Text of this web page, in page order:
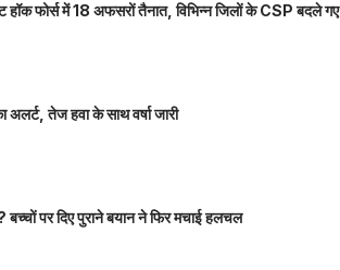
हॉक फोर्स में 18 अफसरों तैनात, विभिन्न जिलों के CSP बदले गए
तेज हवा के साथ वर्षा जारी
बच्चों पर दिए पुराने बयान ने फिर मचाई हलचल